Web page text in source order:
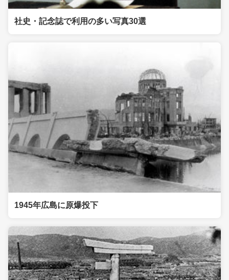
社史・記念誌で利用の多い写真30選
1945年広島に原爆投下